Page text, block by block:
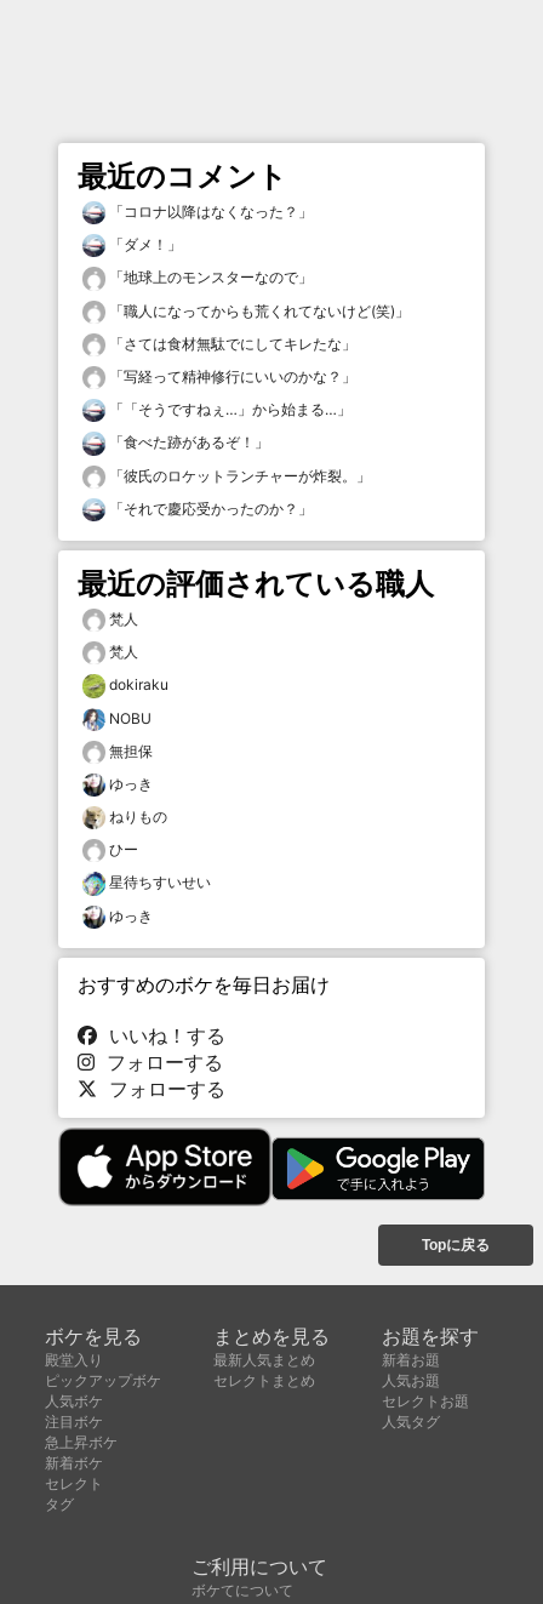
最近のコメント
「コロナ以降はなくなった？ 」
「ダメ！ 」
「地球上のモンスターなので 」
「職人になってからも荒くれてないけど(笑) 」
「さては食材無駄でにしてキレたな 」
「写経って精神修行にいいのかな？ 」
「 「そうですねぇ…」から始まる… 」
「食べた跡があるぞ！ 」
「彼氏のロケットランチャーが炸裂。
」
「それで慶応受かったのか？ 」
最近の評価されている職人
梵人
梵人
dokiraku
NOBU
無担保
ゆっき
ねりもの
ひー
星待ちすいせい
ゆっき
おすすめのボケを毎日お届け
いいね！する
フォローする
フォローする
Topに戻る
ボケを見る
殿堂入り
ピックアップボケ
人気ボケ
注目ボケ
急上昇ボケ
新着ボケ
セレクト
タグ
まとめを見る
最新人気まとめ
セレクトまとめ
お題を探す
新着お題
人気お題
セレクトお題
人気タグ
ご利用について
ボケてについて